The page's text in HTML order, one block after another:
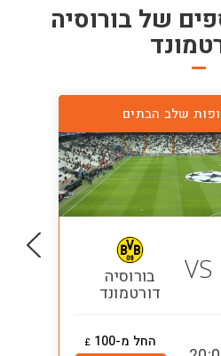
של בורוסיה
שלב הבתים
VS בורוסיה
דורטמונד
החל מ-100 £